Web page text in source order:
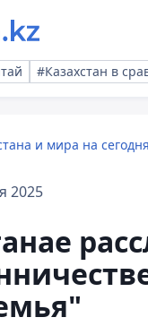
#Казахстан в
и мира на сегодня
2025